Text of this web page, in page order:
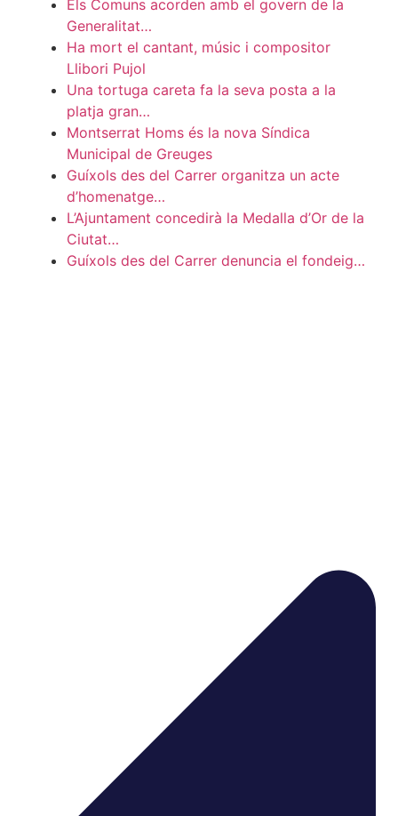
Els Comuns acorden amb el govern de la
Generalitat…
Ha mort el cantant, músic i compositor
Llibori Pujol
Una tortuga careta fa la seva posta a la
platja gran…
Montserrat Homs és la nova Síndica
Municipal de Greuges
Guíxols des del Carrer organitza un acte
d’homenatge…
L’Ajuntament concedirà la Medalla d’Or de la
Ciutat…
Guíxols des del Carrer denuncia el fondeig…